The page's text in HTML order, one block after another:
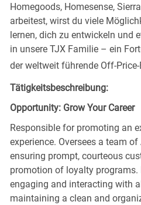
Homegoods, Homesense,
arbeitest, wirst du viele
lernen, dich zu entwickeln und
in unsere TJX Familie – ein
der weltweit führende Off-
Tätigkeitsbeschreibung:
Opportunity: Grow Your Career
Responsible for promoting an
experience. Oversees a team
ensuring prompt, courteous
promotion of loyalty programs.
engaging and interacting with
maintaining a clean and